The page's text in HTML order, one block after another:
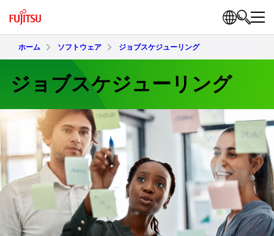
ホーム ソフトウェア ジョブスケジューリング
ジョブスケジューリング